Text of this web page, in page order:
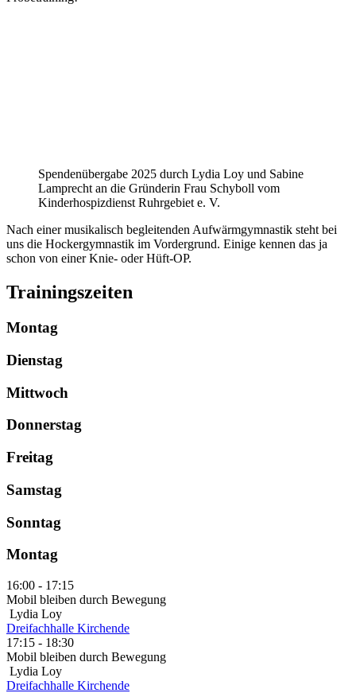
Spendenübergabe 2025 durch Lydia Loy und Sabine
Lamprecht an die Gründerin Frau Schyboll vom
Kinderhospizdienst Ruhrgebiet e. V.
Nach einer musikalisch begleitenden Aufwärmgymnastik steht bei
uns die Hockergymnastik im Vordergrund. Einige kennen das ja
schon von einer Knie- oder Hüft-OP.
Trainingszeiten
Montag
Dienstag
Mittwoch
Donnerstag
Freitag
Samstag
Sonntag
Montag
16:00 - 17:15
Mobil bleiben durch Bewegung
Lydia Loy
Dreifachhalle Kirchende
17:15 - 18:30
Mobil bleiben durch Bewegung
Lydia Loy
Dreifachhalle Kirchende